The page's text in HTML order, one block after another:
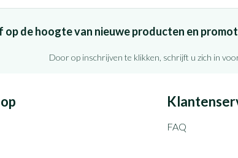
op de hoogte van nieuwe producten en
Door op inschrijven te klikken, schrijft u zich in
FAQ